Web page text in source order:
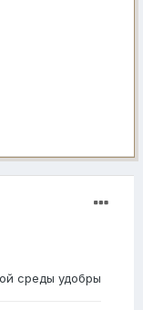
среды удобры